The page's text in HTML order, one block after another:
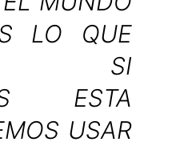
LO QUE
SI
ESTA
USAR